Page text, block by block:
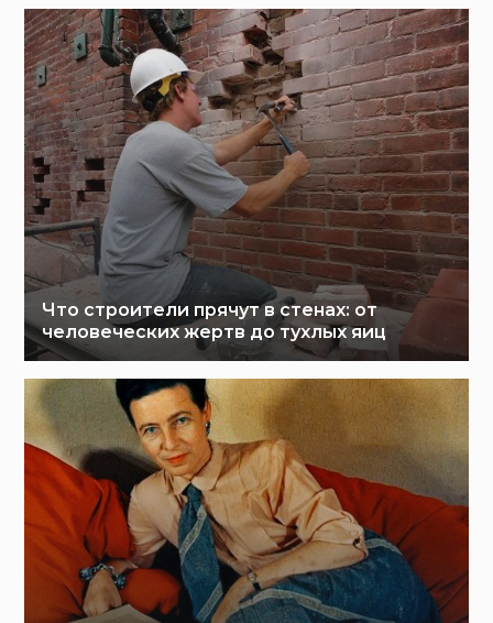
Что строители прячут в стенах: от
человеческих жертв до тухлых яиц